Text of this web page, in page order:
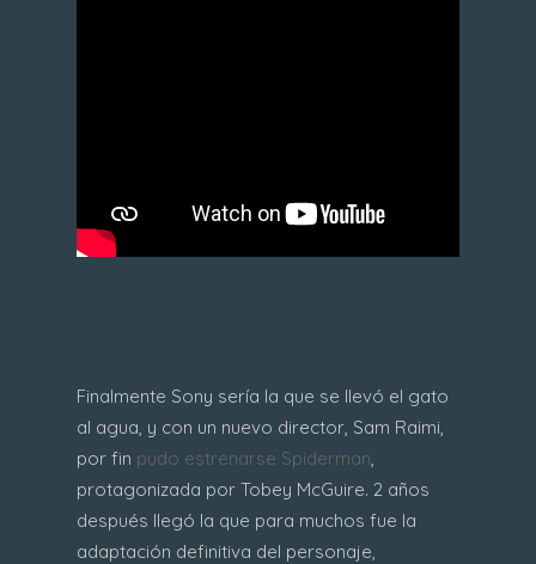
Finalmente Sony sería la que se llevó el gato
al agua, y con un nuevo director, Sam Raimi,
por fin pudo estrenarse Spiderman,
protagonizada por Tobey McGuire. 2 años
después llegó la que para muchos fue la
adaptación definitiva del personaje,